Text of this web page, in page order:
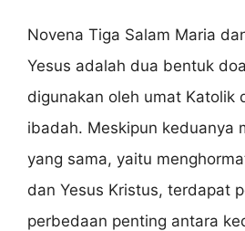
Novena Tiga Salam Maria
Yesus adalah dua bentuk
digunakan oleh umat Katolik
ibadah. Meskipun keduanya
yang sama, yaitu
dan Yesus Kristus, terdapat
perbedaan penting antara